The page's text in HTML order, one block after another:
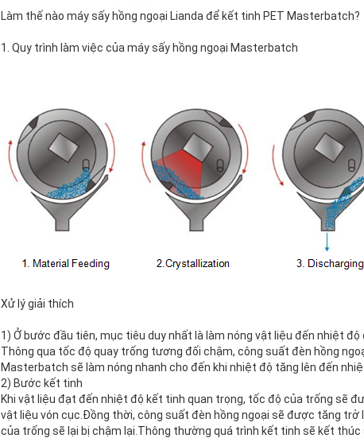
Làm thế nào máy sấy hồng ngoại Lianda để kết tinh PET Masterbatch?
1. Quy trình làm việc của máy sấy hồng ngoại Masterbatch
Xử lý giải thích
1) Ở bước đầu tiên, mục tiêu duy nhất là làm nóng vật liệu đến nhiệt độ
Thông qua tốc độ quay trống tương đối chậm, công suất đèn hồng
Masterbatch sẽ làm nóng nhanh cho đến khi nhiệt độ tăng lên đến
2) Bước kết tinh
Khi vật liệu đạt đến nhiệt độ kết tinh quan trọng, tốc độ của trống sẽ
vật liệu vón cục.Đồng thời, công suất đèn hồng ngoại sẽ được tăng
của trống sẽ lại bị chậm lại.Thông thường quá trình kết tinh sẽ kết